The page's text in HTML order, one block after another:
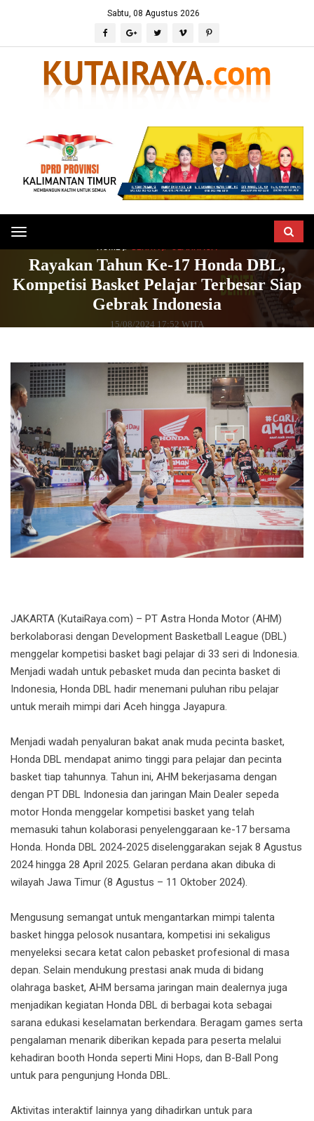
Sabtu, 08 Agustus 2026
Toggle
navigation
Rayakan Tahun Ke-17 Honda DBL,
Kompetisi Basket Pelajar Terbesar Siap
Gebrak Indonesia
15/08/2024 17:52 WITA
JAKARTA (KutaiRaya.com) – PT Astra Honda Motor (AHM)
berkolaborasi dengan Development Basketball League (DBL)
menggelar kompetisi basket bagi pelajar di 33 seri di Indonesia.
Menjadi wadah untuk pebasket muda dan pecinta basket di
Indonesia, Honda DBL hadir menemani puluhan ribu pelajar
untuk meraih mimpi dari Aceh hingga Jayapura.
Menjadi wadah penyaluran bakat anak muda pecinta basket,
Honda DBL mendapat animo tinggi para pelajar dan pecinta
basket tiap tahunnya. Tahun ini, AHM bekerjasama dengan
dengan PT DBL Indonesia dan jaringan Main Dealer sepeda
motor Honda menggelar kompetisi basket yang telah
memasuki tahun kolaborasi penyelenggaraan ke-17 bersama
Honda. Honda DBL 2024-2025 diselenggarakan sejak 8 Agustus
2024 hingga 28 April 2025. Gelaran perdana akan dibuka di
wilayah Jawa Timur (8 Agustus – 11 Oktober 2024).
Mengusung semangat untuk mengantarkan mimpi talenta
basket hingga pelosok nusantara, kompetisi ini sekaligus
menyeleksi secara ketat calon pebasket profesional di masa
depan. Selain mendukung prestasi anak muda di bidang
olahraga basket, AHM bersama jaringan main dealernya juga
menjadikan kegiatan Honda DBL di berbagai kota sebagai
sarana edukasi keselamatan berkendara. Beragam games serta
pengalaman menarik diberikan kepada para peserta melalui
kehadiran booth Honda seperti Mini Hops, dan B-Ball Pong
untuk para pengunjung Honda DBL.
Aktivitas interaktif lainnya yang dihadirkan untuk para